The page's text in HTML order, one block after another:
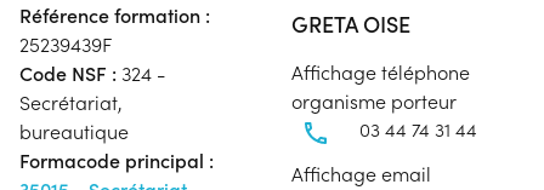
Référence formation :
25239439F
Code NSF : 324 -
Secrétariat,
bureautique
Formacode principal :
GRETA OISE
Affichage téléphone
organisme porteur
03 44 74 31 44
Affichage email